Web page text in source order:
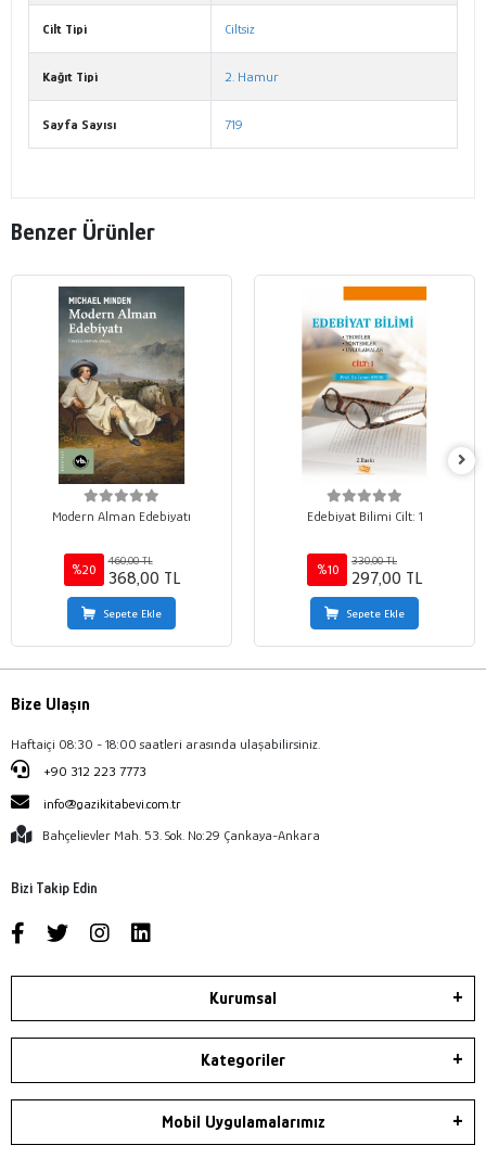
Cilt Tipi Ciltsiz
Kağıt Tipi 2. Hamur
Sayfa Sayısı 719
Benzer Ürünler
Modern Alman Edebiyatı
%20
460,00 TL
368,00 TL
Sepete Ekle
Edebiyat Bilimi Cilt: 1
%10
330,00 TL
297,00 TL
Sepete Ekle
Bize Ulaşın
Haftaiçi 08:30 - 18:00 saatleri arasında ulaşabilirsiniz.
+90 312 223 7773
info@gazikitabevi.com.tr
Bahçelievler Mah. 53. Sok. No:29 Çankaya-Ankara
Bizi Takip Edin
Kurumsal
Kategoriler
Mobil Uygulamalarımız